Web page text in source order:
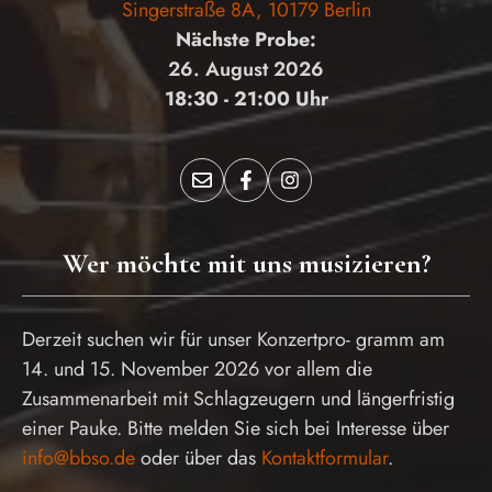
Singerstraße 8A, 10179 Berlin
Nächste Probe:
26. August 2026
18:30 - 21:00 Uhr
Wer möchte mit uns musizieren?
Derzeit suchen wir für unser Konzertpro- gramm am
14. und 15. November 2026 vor allem die
Zusammenarbeit mit Schlagzeugern und längerfristig
einer Pauke. Bitte melden Sie sich bei Interesse über
info@bbso.deoder über das Kontaktformular.